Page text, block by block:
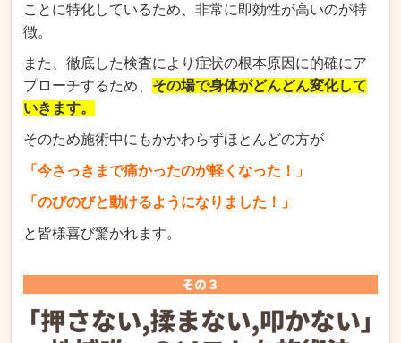
ことに特化しているため、非常に即効性が高いのが特
徴。
また、徹底した検査により症状の根本原因に的確にア
プローチするため、 その場で身体がどんどん変化して
いきます。
そのため施術中にもかかわらずほとんどの方が
「今さっきまで痛かったのが軽くなった！」
「のびのびと動けるようになりました！」
と皆様喜び驚かれます。